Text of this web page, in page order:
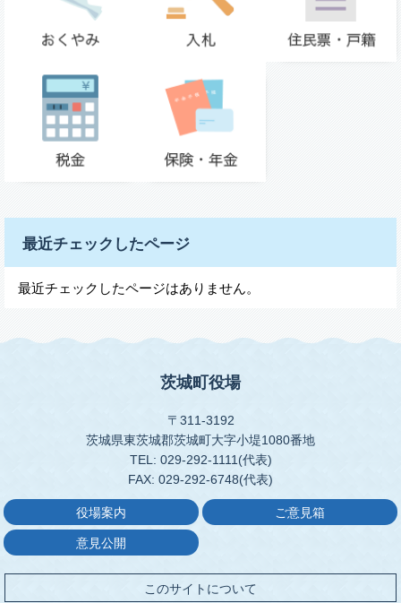
最近チェックしたページ
最近チェックしたページはありません。
茨城町役場
〒311-3192
茨城県東茨城郡茨城町大字小堤1080番地
TEL: 029-292-1111(代表)
FAX: 029-292-6748(代表)
役場案内 ご意見箱
意見公開
このサイトについて